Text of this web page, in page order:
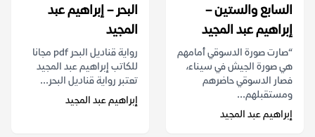
السابع والستين –
إبراهيم عبد المجيد
“صارت صورة الدسوقي أمامهم
هي صورة الجيش في سيناء،
فصار الدسوقي حاضرهم
ومستقبلهم...
إبراهيم عبد المجيد
البحر – إبراهيم عبد
المجيد
رواية قناديل البحر pdf مجانا
للكاتب إبراهيم عبد المجيد
تعتبر رواية قناديل البحر...
إبراهيم عبد المجيد